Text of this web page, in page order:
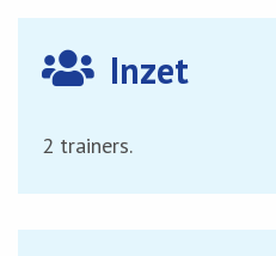
Inzet
2 trainers.